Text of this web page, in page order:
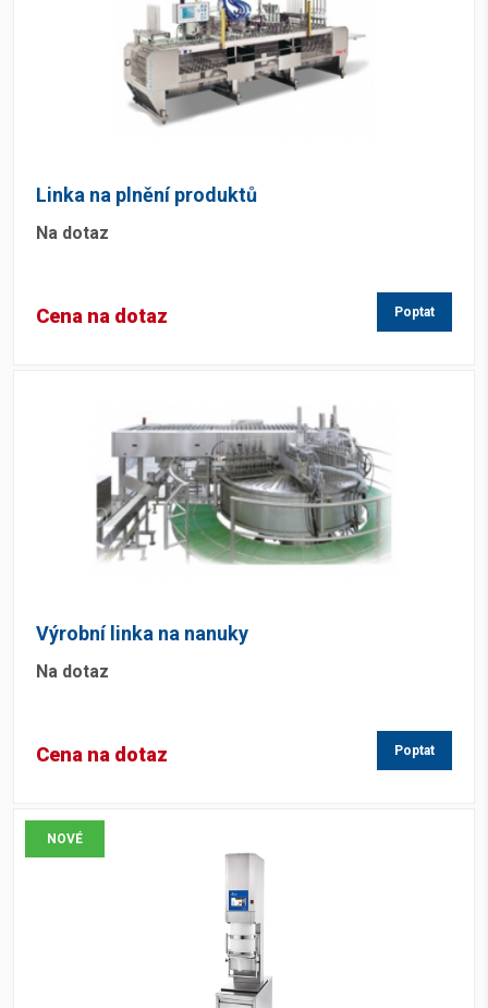
Linka na plnění produktů
Na dotaz
Cena na dotaz Poptat
Výrobní linka na nanuky
Na dotaz
Cena na dotaz Poptat
NOVÉ